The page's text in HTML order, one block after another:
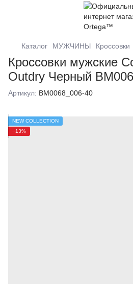
Каталог МУЖЧИНЫ Кроссовки
Кроссовки мужские
Outdry Черный
Артикул: BM0068_006-40
NEW COLLECTION
−13%